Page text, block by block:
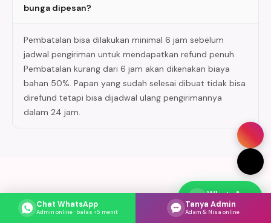
bunga dipesan?
Pembatalan bisa dilakukan minimal 6 jam sebelum
jadwal pengiriman untuk mendapatkan refund penuh.
Pembatalan kurang dari 6 jam akan dikenakan biaya
bahan 50%. Papan yang sudah selesai dibuat tidak bisa
direfund tetapi bisa dijadwal ulang pengirimannya
dalam 24 jam.
Katalog Foto Papan Bunga di Kabupaten
Tapanuli Utara
WhatsApp
Respons cepat
Chat WhatsApp
Admin online · balas <5 menit
Tanya Admin
Adam & Nisa online